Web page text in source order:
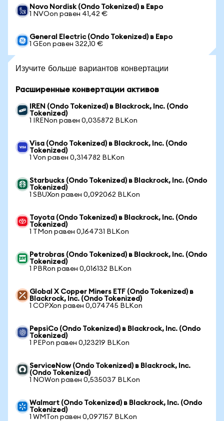
Novo Nordisk (Ondo Tokenized) в Евро
1 NVOon равен 41,42 €
General Electric (Ondo Tokenized) в Евро
1 GEon равен 322,10 €
Изучите больше вариантов конвертации
Расширенные конвертации активов
IREN (Ondo Tokenized) в Blackrock, Inc. (Ondo
Tokenized)
1 IRENon равен 0,035872 BLKon
Visa (Ondo Tokenized) в Blackrock, Inc. (Ondo
Tokenized)
1 Von равен 0,314782 BLKon
Starbucks (Ondo Tokenized) в Blackrock, Inc. (Ondo
Tokenized)
1 SBUXon равен 0,092062 BLKon
Toyota (Ondo Tokenized) в Blackrock, Inc. (Ondo
Tokenized)
1 TMon равен 0,164731 BLKon
Petrobras (Ondo Tokenized) в Blackrock, Inc. (Ondo
Tokenized)
1 PBRon равен 0,016132 BLKon
Global X Copper Miners ETF (Ondo Tokenized) в
Blackrock, Inc. (Ondo Tokenized)
1 COPXon равен 0,074745 BLKon
PepsiCo (Ondo Tokenized) в Blackrock, Inc. (Ondo
Tokenized)
1 PEPon равен 0,123219 BLKon
ServiceNow (Ondo Tokenized) в Blackrock, Inc.
(Ondo Tokenized)
1 NOWon равен 0,535037 BLKon
Walmart (Ondo Tokenized) в Blackrock, Inc. (Ondo
Tokenized)
1 WMTon равен 0,097157 BLKon